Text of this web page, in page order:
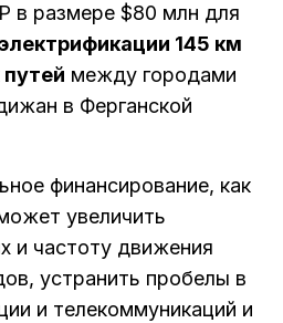
в размере $80 млн для
145 км
между городами
в Ферганской
финансирование, как
увеличить
и частоту движения
устранить пробелы в
и телекоммуникаций и